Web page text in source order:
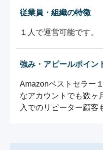
従業員・組織の特徴
１人で運営可能です。
強み・アピールポイン
Amazonベストセラー
なアカウントでも数ヶ
入でのリピーター顧客